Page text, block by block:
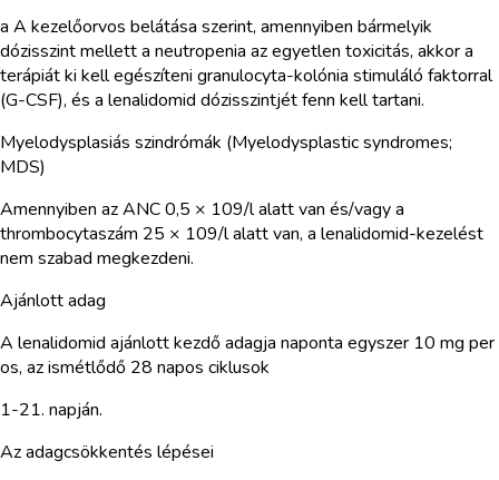
a A kezelőorvos belátása szerint, amennyiben bármelyik
dózisszint mellett a neutropenia az egyetlen toxicitás, akkor a
terápiát ki kell egészíteni granulocyta-kolónia stimuláló faktorral
(G-CSF), és a lenalidomid dózisszintjét fenn kell tartani.
Myelodysplasiás szindrómák (Myelodysplastic syndromes;
MDS)
Amennyiben az ANC 0,5 × 109/l alatt van és/vagy a
thrombocytaszám 25 × 109/l alatt van, a lenalidomid-kezelést
nem szabad megkezdeni.
Ajánlott adag
A lenalidomid ajánlott kezdő adagja naponta egyszer 10 mg per
os, az ismétlődő 28 napos ciklusok
1-21. napján.
Az adagcsökkentés lépései